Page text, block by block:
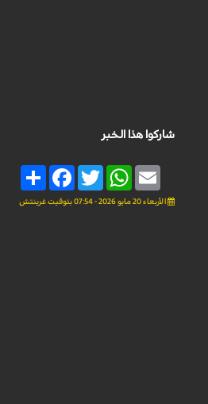
شاركوا هذا الخبر
Share
FacebookTwitter
WhatsAppEmail
الأربعاء 20 مايو 2026 - 07:54 بتوقيت غرينتش